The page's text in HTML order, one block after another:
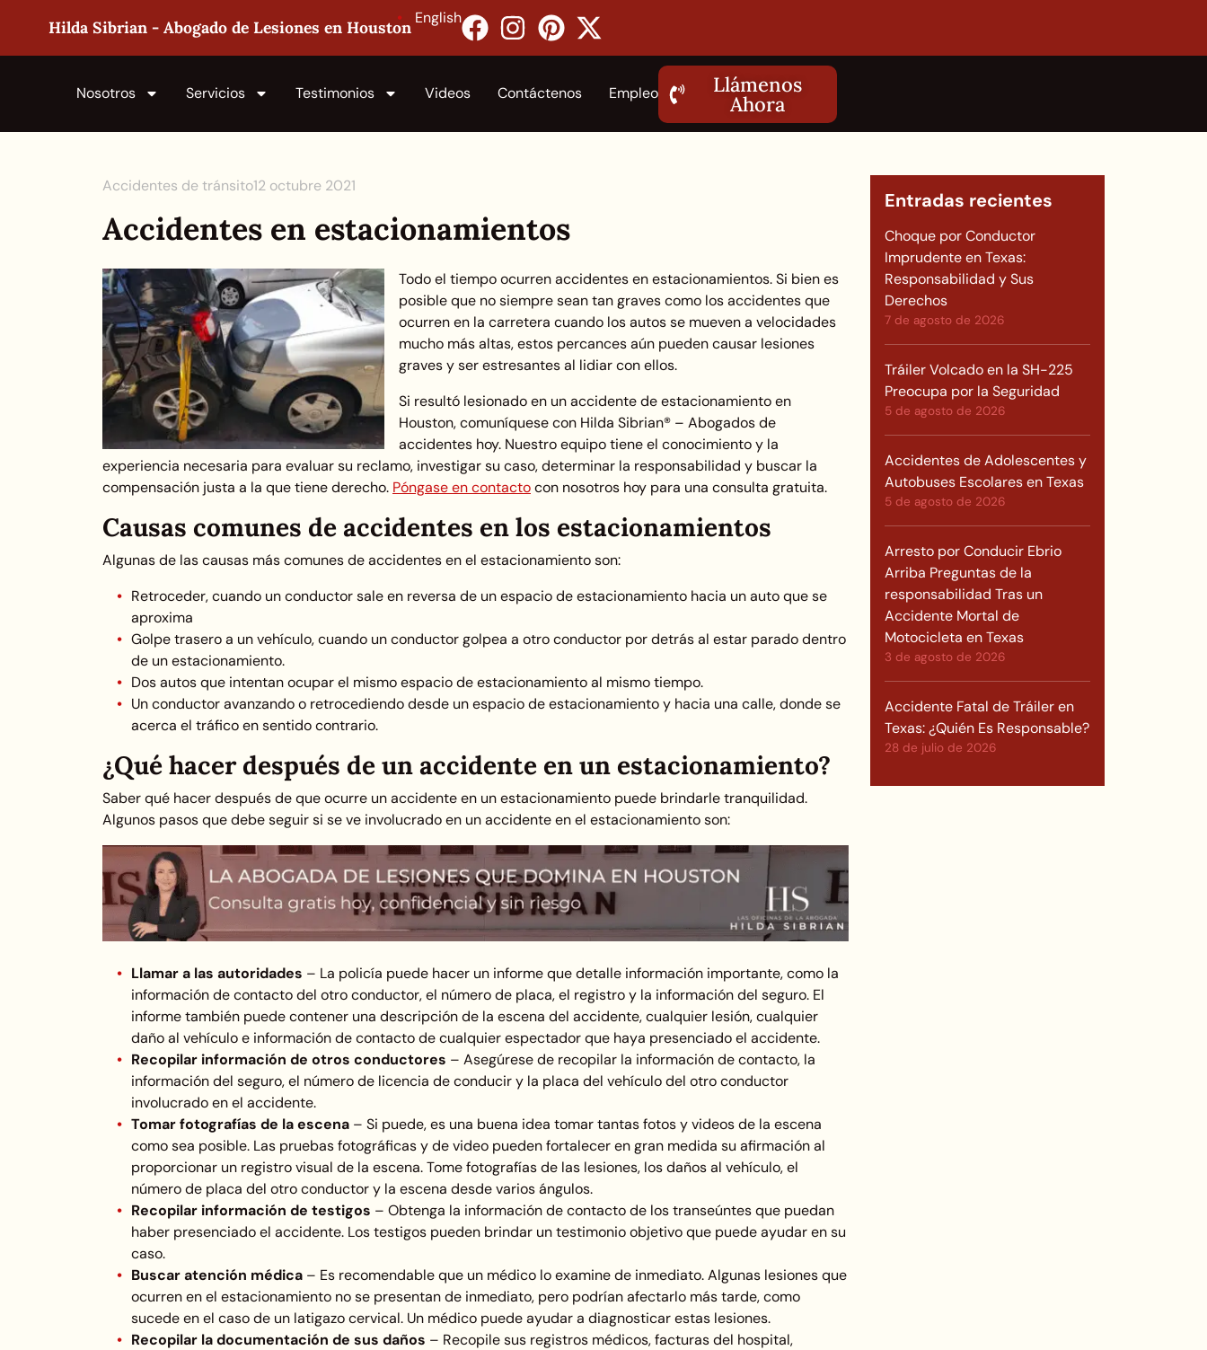
Hilda Sibrian - Abogado de Lesiones en Houston English
Nosotros Servicios Testimonios Videos Contáctenos Empleo Llámenos
Ahora
Accidentes de tránsito12 octubre 2021
Accidentes en estacionamientos
Todo el tiempo ocurren accidentes en estacionamientos. Si bien es
posible que no siempre sean tan graves como los accidentes que
ocurren en la carretera cuando los autos se mueven a velocidades
mucho más altas, estos percances aún pueden causar lesiones
graves y ser estresantes al lidiar con ellos.
Si resultó lesionado en un accidente de estacionamiento en
Houston, comuníquese con Hilda Sibrian® – Abogados de
accidentes hoy. Nuestro equipo tiene el conocimiento y la
experiencia necesaria para evaluar su reclamo, investigar su caso, determinar la responsabilidad y buscar la
compensación justa a la que tiene derecho. Póngase en contactocon nosotros hoy para una consulta gratuita.
Causas comunes de accidentes en los estacionamientos
Algunas de las causas más comunes de accidentes en el estacionamiento son:
Retroceder, cuando un conductor sale en reversa de un espacio de estacionamiento hacia un auto que se
aproxima
Golpe trasero a un vehículo, cuando un conductor golpea a otro conductor por detrás al estar parado dentro
de un estacionamiento.
Dos autos que intentan ocupar el mismo espacio de estacionamiento al mismo tiempo.
Un conductor avanzando o retrocediendo desde un espacio de estacionamiento y hacia una calle, donde se
acerca el tráfico en sentido contrario.
¿Qué hacer después de un accidente en un estacionamiento?
Saber qué hacer después de que ocurre un accidente en un estacionamiento puede brindarle tranquilidad.
Algunos pasos que debe seguir si se ve involucrado en un accidente en el estacionamiento son:
Llamar a las autoridades – La policía puede hacer un informe que detalle información importante, como la
información de contacto del otro conductor, el número de placa, el registro y la información del seguro. El
informe también puede contener una descripción de la escena del accidente, cualquier lesión, cualquier
daño al vehículo e información de contacto de cualquier espectador que haya presenciado el accidente.
Recopilar información de otros conductores – Asegúrese de recopilar la información de contacto, la
información del seguro, el número de licencia de conducir y la placa del vehículo del otro conductor
involucrado en el accidente.
Tomar fotografías de la escena – Si puede, es una buena idea tomar tantas fotos y videos de la escena
como sea posible. Las pruebas fotográficas y de video pueden fortalecer en gran medida su afirmación al
proporcionar un registro visual de la escena. Tome fotografías de las lesiones, los daños al vehículo, el
número de placa del otro conductor y la escena desde varios ángulos.
Recopilar información de testigos – Obtenga la información de contacto de los transeúntes que puedan
haber presenciado el accidente. Los testigos pueden brindar un testimonio objetivo que puede ayudar en su
caso.
Buscar atención médica – Es recomendable que un médico lo examine de inmediato. Algunas lesiones que
ocurren en el estacionamiento no se presentan de inmediato, pero podrían afectarlo más tarde, como
sucede en el caso de un latigazo cervical. Un médico puede ayudar a diagnosticar estas lesiones.
Recopilar la documentación de sus daños – Recopile sus registros médicos, facturas del hospital,
Entradas recientes
Choque por Conductor
Imprudente en Texas:
Responsabilidad y Sus
Derechos
7 de agosto de 2026
Tráiler Volcado en la SH-225
Preocupa por la Seguridad
5 de agosto de 2026
Accidentes de Adolescentes y
Autobuses Escolares en Texas
5 de agosto de 2026
Arresto por Conducir Ebrio
Arriba Preguntas de la
responsabilidad Tras un
Accidente Mortal de
Motocicleta en Texas
3 de agosto de 2026
Accidente Fatal de Tráiler en
Texas: ¿Quién Es Responsable?
28 de julio de 2026